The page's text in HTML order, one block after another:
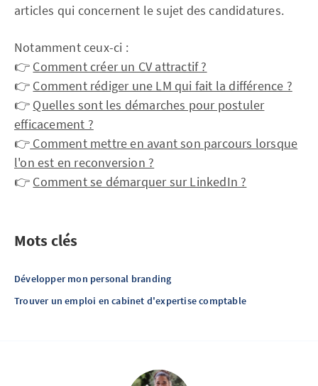
articles qui concernent le sujet des candidatures.
Notamment ceux-ci :
👉 Comment créer un CV attractif ?
👉 Comment rédiger une LM qui fait la différence ?
👉 Quelles sont les démarches pour postuler
efficacement ?
👉 Comment mettre en avant son parcours lorsque
l'on est en reconversion ?
👉 Comment se démarquer sur LinkedIn ?
Mots clés
Développer mon personal branding
Trouver un emploi en cabinet d'expertise comptable